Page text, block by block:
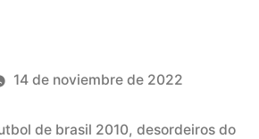
14 de noviembre de 2022
de brasil 2010, desordeiros do